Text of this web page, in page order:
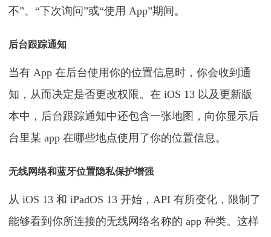
不”、“下次询问”或“使用 App”期间。
后台跟踪通知
当有 App 在后台使用你的位置信息时，你会收到通
知，从而决定是否更改权限。在 iOS 13 以及更新版
本中，后台跟踪通知中还包含一张地图，向你显示后
台里某 app 在哪些地点使用了你的位置信息。
无线网络和蓝牙位置隐私保护增强
从 iOS 13 和 iPadOS 13 开始，API 有所变化，限制了
能够看到你所连接的无线网络名称的 app 种类。这样